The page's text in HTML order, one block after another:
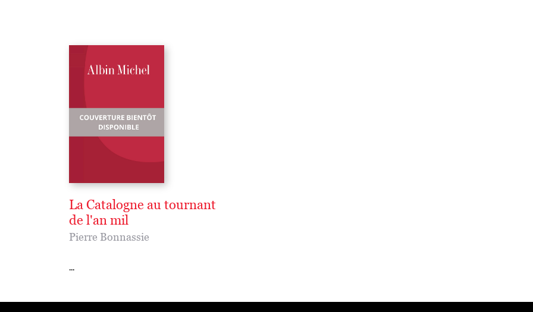
La Catalogne au tournant
de l'an mil
Pierre Bonnassie
...